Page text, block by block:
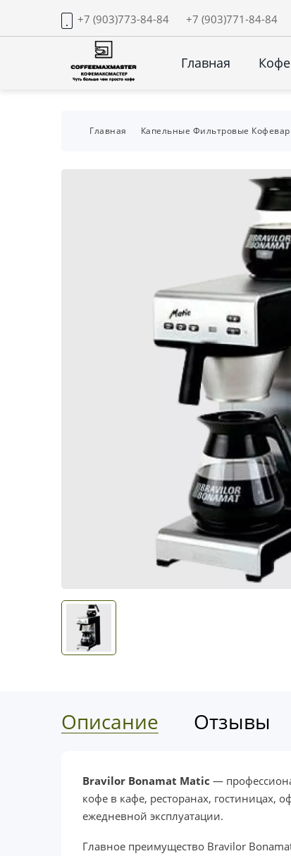
+7 (903)773-84-84 +7 (903)771-84-84
Главная
Главная Капельные Фильтровые
Описание Отзывы
Bravilor Bonamat Matic —
кофе в кафе, ресторанах, гостиницах,
ежедневной эксплуатации.
Главное преимущество Bravilor